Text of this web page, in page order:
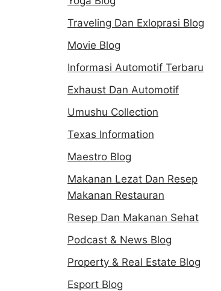
Traveling Dan Exloprasi Blog
Movie Blog
Informasi Automotif Terbaru
Exhaust Dan Automotif
Umushu Collection
Texas Information
Maestro Blog
Makanan Lezat Dan Resep
Makanan Restauran
Resep Dan Makanan Sehat
Podcast & News Blog
Property & Real Estate Blog
Esport Blog